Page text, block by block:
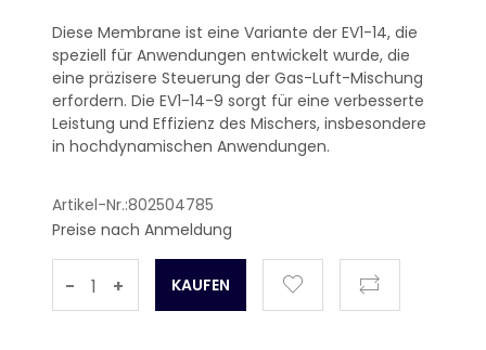
Diese Membrane ist eine Variante der EV1-14, die
speziell für Anwendungen entwickelt wurde, die
eine präzisere Steuerung der Gas-Luft-Mischung
erfordern. Die EV1-14-9 sorgt für eine verbesserte
Leistung und Effizienz des Mischers, insbesondere
in hochdynamischen Anwendungen.
Artikel-Nr.:802504785
Preise nach Anmeldung
- +